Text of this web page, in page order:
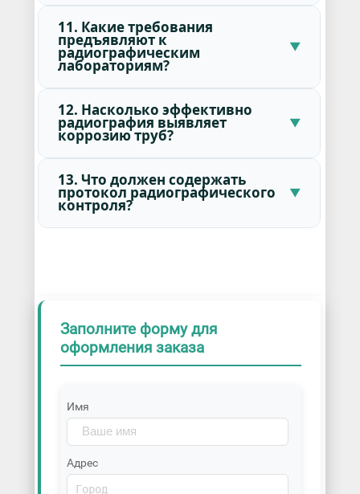
11. Какие требования
предъявляют к
радиографическим
лабораториям?
12. Насколько эффективно
радиография выявляет
коррозию труб?
13. Что должен содержать
протокол радиографического
контроля?
Заполните форму для
оформления заказа
Имя
Адрес